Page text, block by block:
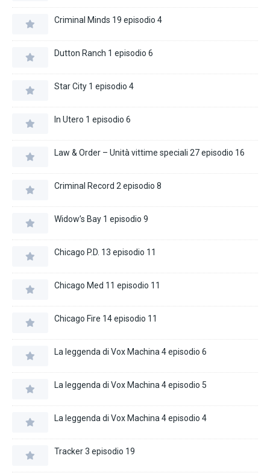
Criminal Minds 19 episodio 4
Dutton Ranch 1 episodio 6
Star City 1 episodio 4
In Utero 1 episodio 6
Law & Order – Unità vittime speciali 27 episodio 16
Criminal Record 2 episodio 8
Widow’s Bay 1 episodio 9
Chicago P.D. 13 episodio 11
Chicago Med 11 episodio 11
Chicago Fire 14 episodio 11
La leggenda di Vox Machina 4 episodio 6
La leggenda di Vox Machina 4 episodio 5
La leggenda di Vox Machina 4 episodio 4
Tracker 3 episodio 19